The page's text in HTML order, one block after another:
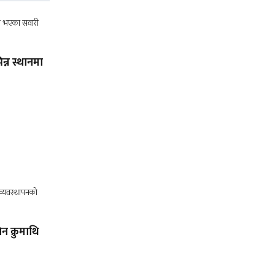
स्थानमा
क्रुमाथि